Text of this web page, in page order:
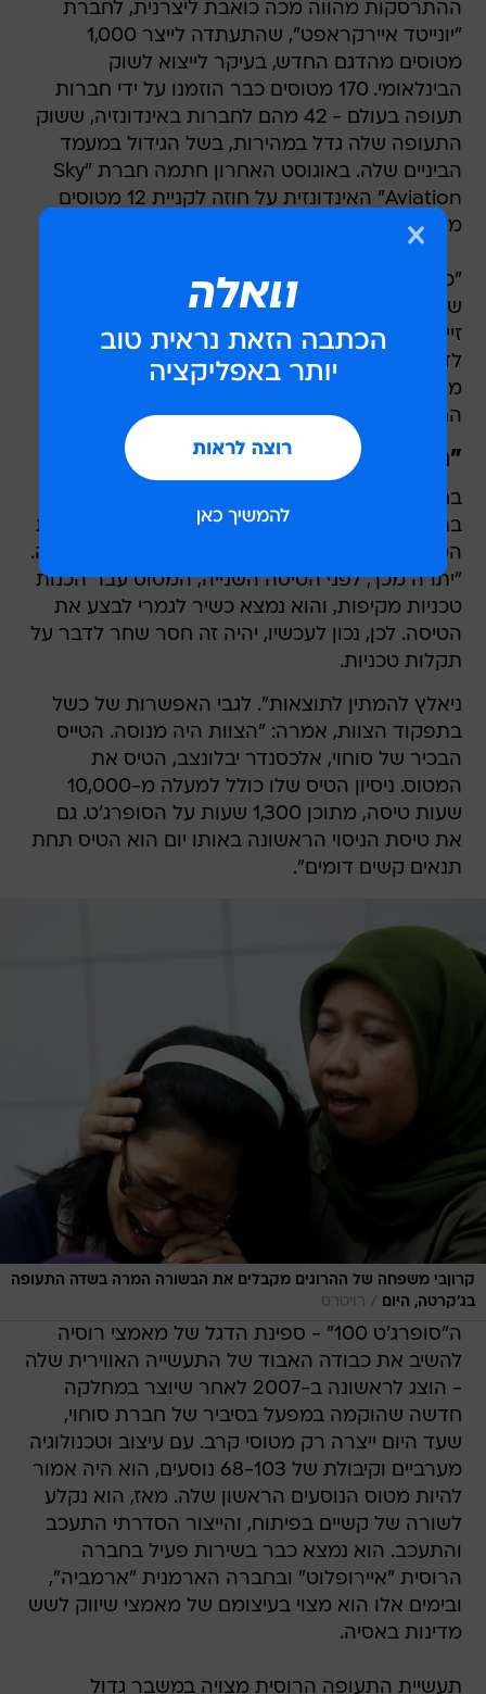
ההתרסקות מהווה מכה כואבת ליצרנית, לחברת
"יונייטד איירקראפט", שהתעתדה לייצר 1,000
מטוסים מהדגם החדש, בעיקר לייצוא לשוק
הבינלאומי. 170 מטוסים כבר הוזמנו על ידי חברות
תעופה בעולם - 42 מהם לחברות באינדונזיה, ששוק
התעופה שלה גדל במהירות, בשל הגידול במעמד
הביניים שלה. באוגוסט האחרון חתמה חברת "Sky
Aviation" האינדונזית על חוזה לקניית 12 מטוסים
מהדגם החדש והנוצץ.
"כרגע אנחנו מתמקדים בהתרסקות ובאנשי הצוות
שלנו שהיו על המטוס", מסר מנכ"ל החברה, סוטיטו
זיינודין. "אנו ממתינים לתוצאות חקירת הרשויות, כדי
לדעת אם ההתרסקות נגרמה מטעות אנוש או
מתקלה טכנית. ננקוט בצעדים נוספים לאחר סיום
החקירה".
"תקלה טכנית? חסר שחר"
בחברת "יונייטד איירקרפאט" קיבלו את האסון
בתדהמה. "לא נמצא כל כשל בתפקוד של המערכת
הטכנית", טענה היום דוברת החברה, אולגה קיוקובה.
"יתרה מכך, לפני הטיסה השנייה, המטוס עבר הכנות
טכניות מקיפות, והוא נמצא כשיר לגמרי לבצע את
הטיסה. לכן, נכון לעכשיו, יהיה זה חסר שחר לדבר על
תקלות טכניות.
ניאלץ להמתין לתוצאות". לגבי האפשרות של כשל
בתפקוד הצוות, אמרה: "הצוות היה מנוסה. הטייס
הבכיר של סוחוי, אלכסנדר יבלונצב, הטיס את
המטוס. ניסיון הטיס שלו כולל למעלה מ-10,000
שעות טיסה, מתוכן 1,300 שעות על הסופרג'ט. גם
את טיסת הניסוי הראשונה באותו יום הוא הטיס תחת
תנאים קשים דומים".
קרוןבי משפחה של ההרוגים מקבלים את הבשורה המרה בשדה התעופה
בג'קרטה, היום
/ רויטרס
ה"סופרג'ט 100" - ספינת הדגל של מאמצי רוסיה
להשיב את כבודה האבוד של התעשייה האווירית שלה
- הוצג לראשונה ב-2007 לאחר שיוצר במחלקה
חדשה שהוקמה במפעל בסיביר של חברת סוחוי,
שעד היום ייצרה רק מטוסי קרב. עם עיצוב וטכנולוגיה
מערביים וקיבולת של 68-103 נוסעים, הוא היה אמור
להיות מטוס הנוסעים הראשון שלה. מאז, הוא נקלע
לשורה של קשיים בפיתוח, והייצור הסדרתי התעכב
והתעכב. הוא נמצא כבר בשירות פעיל בחברה
הרוסית "איירופלוט" ובחברה הארמנית "ארמביה",
ובימים אלו הוא מצוי בעיצומם של מאמצי שיווק לשש
מדינות באסיה.
תעשיית התעופה הרוסית מצויה במשבר גדול